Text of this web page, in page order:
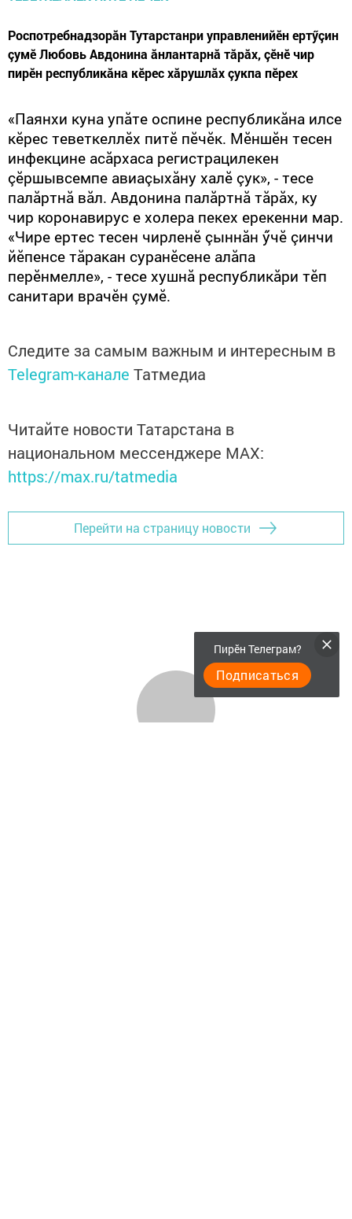
Роспотребнадзорăн Тутарстанри управленийӗн ертӳçин
çумӗ Любовь Авдонина ăнлантарнă тăрăх, çӗнӗ чир
пирӗн республикăна кӗрес хăрушлăх çукпа пӗрех
«Паянхи куна упăте оспине республикăна илсе
кӗрес теветкеллӗх питӗ пӗчӗк. Мӗншӗн тесен
инфекцине асăрхаса регистрацилекен
çӗршывсемпе авиаçыхăну халӗ çук», - тесе
палăртнă вăл. Авдонина палăртнă тăрăх, ку
чир коронавирус е холера пекех ерекенни мар.
«Чире ертес тесен чирленӗ çыннăн ӳчӗ çинчи
йӗпенсе тăракан суранӗсене алăпа
перӗнмелле», - тесе хушнă республикăри тӗп
санитари врачӗн çумӗ.
Следите за самым важным и интересным в
Telegram-канале Татмедиа
Читайте новости Татарстана в
национальном мессенджере MАХ:
https://max.ru/tatmedia
Перейти на страницу новости
Пирӗн Телеграм?
Подписаться